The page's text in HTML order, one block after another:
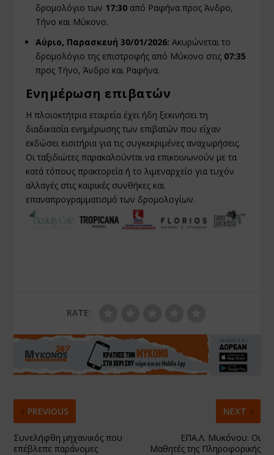
δρομολόγιο των 17:30 από Ραφήνα προς Άνδρο,
Τήνο και Μύκονο.
Αύριο, Παρασκευή 30/01/2026: Ακυρώνεται το
δρομολόγιο της επιστροφής από Μύκονο στις 07:35
προς Τήνο, Άνδρο και Ραφήνα.
Ενημέρωση επιβατών
Η πλοιοκτήτρια εταιρεία έχει ήδη ξεκινήσει τη
διαδικασία ενημέρωσης των επιβατών που είχαν
εκδώσει εισιτήρια για τις συγκεκριμένες αναχωρήσεις.
Οι ταξιδιώτες παρακαλούνται να επικοινωνούν με τα
κατά τόπους πρακτορεία ή το λιμεναρχείο για τυχόν
αλλαγές στις καιρικές συνθήκες και
επαναπρογραμματισμό των δρομολογίων.
RATE:
PREVIOUS
Συνελήφθη μηχανικός που
επέβλεπε παράνομες
NEXT
ΕΠΑ.Λ. Μυκόνου: Οι
Μαθητές της Πληροφορικής